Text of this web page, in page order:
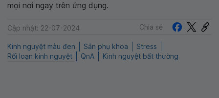
mọi nơi ngay trên ứng dụng.
Cập nhật: 22-07-2024 Chia sẻ
Kinh nguyệt màu đen Sản phụ khoa
Stress
Rối loạn kinh nguyệt
QnA Kinh nguyệt bất thường